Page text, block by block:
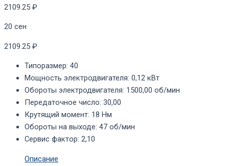
2109.25 ₽
20 сен
2109.25 ₽
Типоразмер: 40
Мощность электродвигателя: 0,12 кВт
Обороты электродвигателя: 1500,00 об/мин
Передаточное число: 30,00
Крутящий момент: 18 Нм
Обороты на выходе: 47 об/мин
Сервис фактор: 2,10
Описание